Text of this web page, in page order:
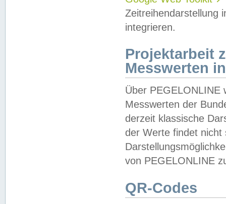
Zeitreihendarstellung
integrieren.
Projektarbeit
Messwerten
Über PEGELONLINE
Messwerten der
derzeit klassische
der Werte findet
von PEGELONLINE
QR-Codes